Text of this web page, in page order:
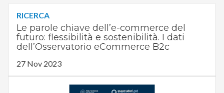
RICERCA
Le parole chiave dell’e-commerce del
futuro: flessibilità e sostenibilità. I dati
dell’Osservatorio eCommerce B2c
27 Nov 2023